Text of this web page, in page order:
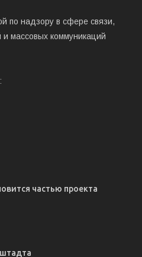
по надзору в сфере связи,
массовых коммуникаций
частью проекта